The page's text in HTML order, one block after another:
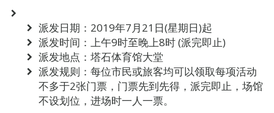
派发日期：2019年7月21日(星期日)起
派发时间：上午9时至晚上8时 (派完即止)
派发地点：塔石体育馆大堂
派发规则：每位市民或旅客均可以领取每项活动
不多于2张门票，门票先到先得，派完即止，场馆
不设划位，进场时一人一票。